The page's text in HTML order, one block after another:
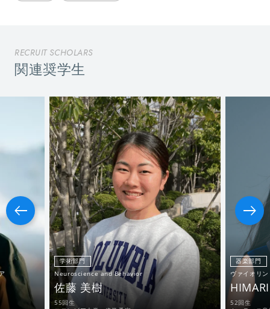
RECRUIT SCHOLARS
関連奨学生
学術部門
Neuroscience and Behavior
佐藤 美樹
55回生
器楽部門
ヴァイオリン
HIMARI
52回生